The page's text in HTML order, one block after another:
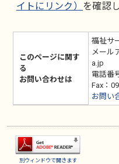
イトにリンク） を確認
このページに関す
る
お問い合わせは
福祉サ
メール
a.jp
電話番
Fax：
お問い
別ウィンドウで開きます